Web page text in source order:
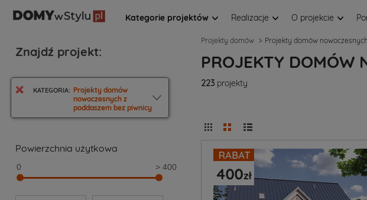
Kategorie projektów Realizacje O projekcie
Projekty domów Projekty domów
PROJEKTY DOMÓW
223 projekty
Znajdź projekt:
KATEGORIA: Projekty domów
nowoczesnych z
poddaszem bez piwnicy
Powierzchnia użytkowa
0 > 400